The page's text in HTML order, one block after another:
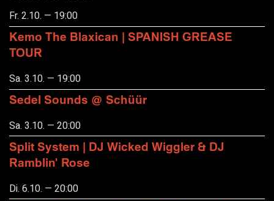
Fr. 2.10. — 19:00
Kemo The Blaxican | SPANISH GREASE
TOUR
Sa. 3.10. — 19:00
Sedel Sounds @ Schüür
Sa. 3.10. — 20:00
Split System | DJ Wicked Wiggler & DJ
Ramblin' Rose
Di. 6.10. — 20:00